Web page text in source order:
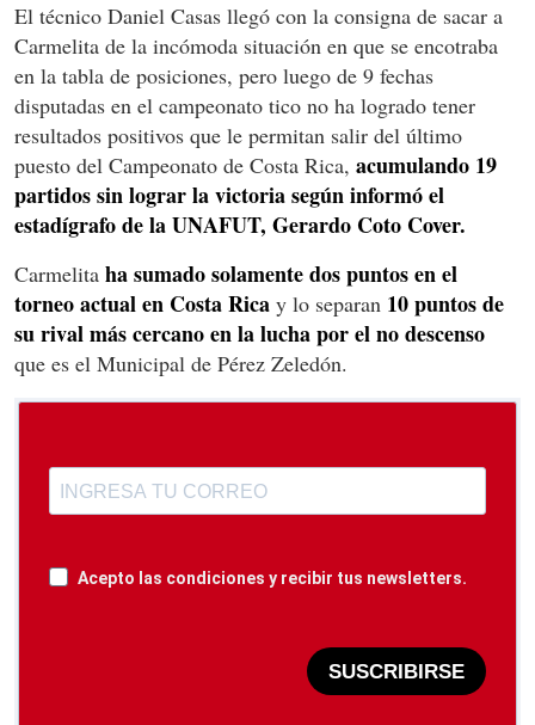
El técnico Daniel Casas llegó con la consigna de sacar a
Carmelita de la incómoda situación en que se encotraba
en la tabla de posiciones, pero luego de 9 fechas
disputadas en el campeonato tico no ha logrado tener
resultados positivos que le permitan salir del último
puesto del Campeonato de Costa Rica, acumulando 19
partidos sin lograr la victoria según informó el
estadígrafo de la UNAFUT, Gerardo Coto Cover.
Carmelita ha sumado solamente dos puntos en el
torneo actual en Costa Rica y lo separan 10 puntos de
su rival más cercano en la lucha por el no descenso
que es el Municipal de Pérez Zeledón.
Acepto las condiciones y recibir tus newsletters.
SUSCRIBIRSE